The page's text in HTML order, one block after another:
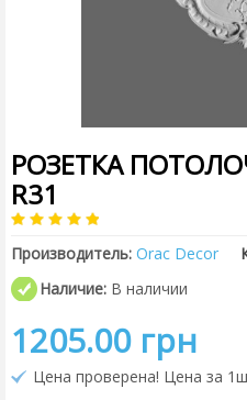
РОЗЕТКА
R31
Производитель: Orac Decor
Наличие: В наличии
1205.00 грн
Цена проверена! Цена за